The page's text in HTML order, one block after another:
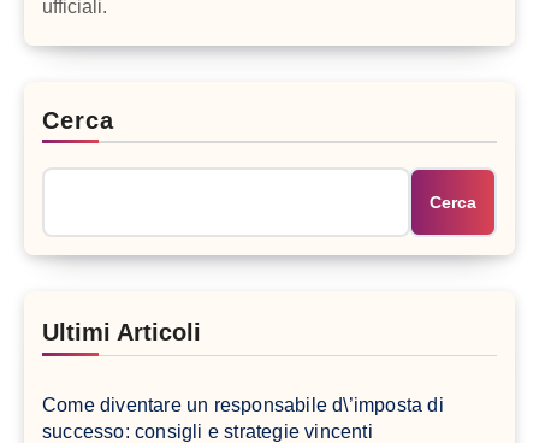
ufficiali.
Cerca
Cerca
Ultimi Articoli
Come diventare un responsabile d\’imposta di
successo: consigli e strategie vincenti